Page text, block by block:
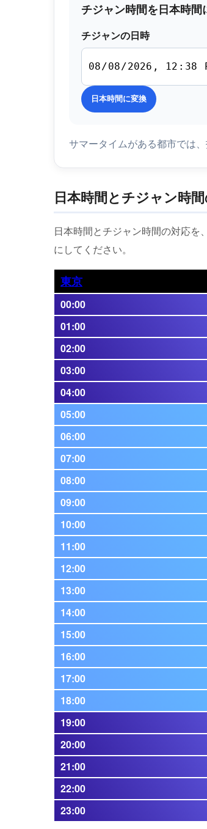
チジャン時間を日本時間
チジャンの日時
日本時間に変換
サマータイムがある都市では
日本時間とチジャン時
日本時間とチジャン時間の対応
にしてください。
東京
00:00
01:00
02:00
03:00
04:00
05:00
06:00
07:00
08:00
09:00
10:00
11:00
12:00
13:00
14:00
15:00
16:00
17:00
18:00
19:00
20:00
21:00
22:00
23:00